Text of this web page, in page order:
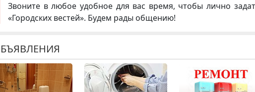
Звоните в любое удобное для вас время, чтобы лично
«Городских вестей». Будем рады общению!